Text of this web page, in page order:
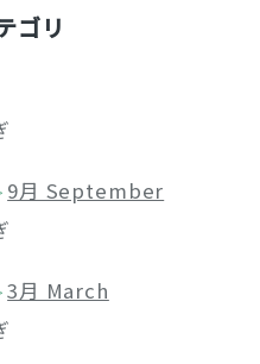
ゴリ
9月 September
3月 March